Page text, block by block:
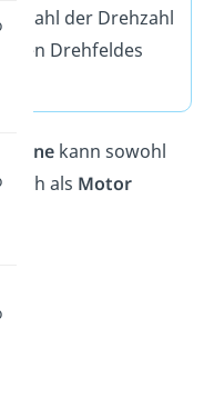
der Drehzahl
Drehfeldes
kann sowohl
auch als Motor